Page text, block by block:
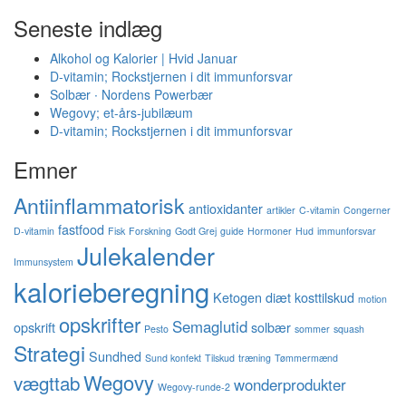
Seneste indlæg
Alkohol og Kalorier | Hvid Januar
D-vitamin; Rockstjernen i dit immunforsvar
Solbær ∙ Nordens Powerbær
Wegovy; et-års-jubilæum
D-vitamin; Rockstjernen i dit immunforsvar
Emner
Antiinflammatoriskantioxidanter artikler C-vitamin Congerner
D-vitamin fastfood Fisk Forskning Godt Grej guide Hormoner Hud immunforsvar
Immunsystem Julekalender
kalorieberegning Ketogen diætkosttilskud motion
opskriftopskrifter Pesto Semaglutidsolbær sommer squash
Strategi Sundhed Sund konfekt Tilskud træning Tømmermænd
vægttabWegovy Wegovy-runde-2 wonderprodukter